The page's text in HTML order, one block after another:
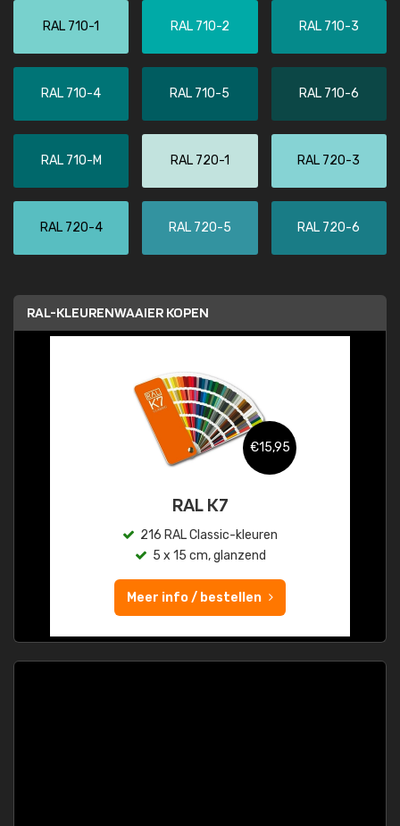
RAL 710-1 RAL 710-2 RAL 710-3
RAL 710-4 RAL 710-5 RAL 710-6
RAL 710-M RAL 720-1 RAL 720-3
RAL 720-4 RAL 720-5 RAL 720-6
RAL-KLEURENWAAIER KOPEN
€15,95
RAL K7
216 RAL Classic-kleuren
5 x 15 cm, glanzend
Meer info / bestellen